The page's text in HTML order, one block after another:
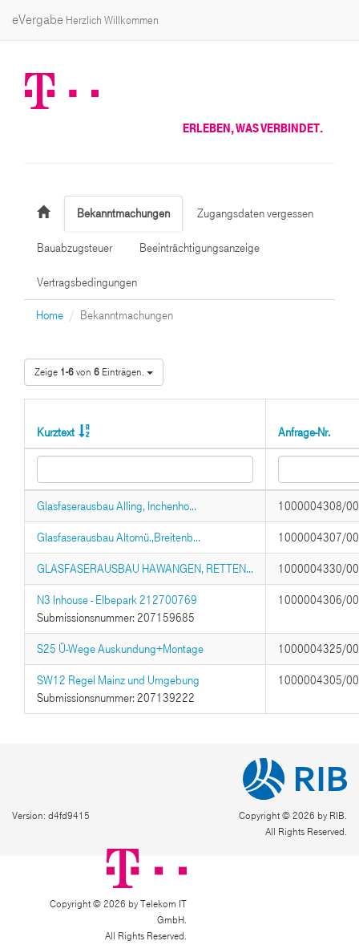
eVergabe Herzlich Willkommen
ERLEBEN, WAS VERBINDET.
Bekanntmachungen Zugangsdaten vergessen
Bauabzugsteuer Beeinträchtigungsanzeige
Vertragsbedingungen
Home Bekanntmachungen
Zeige 1-6von 6 Einträgen.
Kurztext Anfrage-Nr.
Glasfaserausbau Alling, Inchenho... 1000004308/
Glasfaserausbau Altomü.,Breitenb... 1000004307/
GLASFASERAUSBAU HAWANGEN, RETTEN... 1000004330/
N3 Inhouse - Elbepark 212700769
Submissionsnummer: 207159685
1000004306/
S25 Ü-Wege Auskundung+Montage 1000004325/
SW12 Regel Mainz und Umgebung
Submissionsnummer: 207139222
1000004305/
Version: d4fd9415
Copyright © 2026 by RIB.
All Rights Reserved.
Copyright © 2026 by Telekom IT
GmbH.
All Rights Reserved.